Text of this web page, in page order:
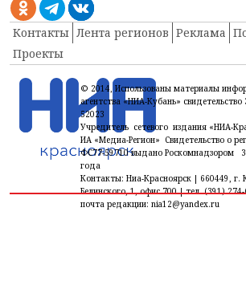
Контакты Лента регионов Реклама
Проекты
© 2014, Использованы материалы
агентства «НИА-Кубань»
52023
Учредитель сетевого издания «НИА-
ИА «Медиа-Регион» Свидетельство о
ФС77-59710 выдано Роскомнадзором
года
Контакты: Ниа-Красноярск | 660449, г.
Белинского, 1, офис 700 | тел. (391)
почта редакции: nia12@yandex.ru